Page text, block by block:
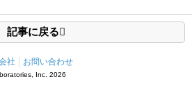
記事に戻る
社 お問い合わせ
Inc. 2026